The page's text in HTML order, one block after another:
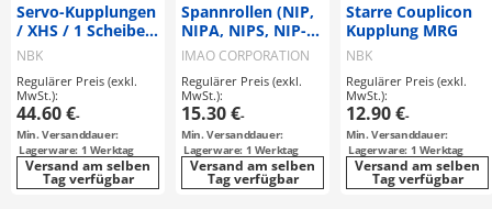
Servo-Kupplungen
/ XHS / 1 Scheibe:
Stahl /
Nabenklemmung /
Korpus:
Aluminium
NBK
Regulärer Preis (exkl.
MwSt.):
44.60 €-
Min. Versanddauer:
Lagerware: 1 Werktag
Versand am selben
Tag verfügbar
Spannrollen (NIP,
NIPA, NIPS, NIP-
SUS)
IMAO CORPORATION
Regulärer Preis (exkl.
MwSt.):
15.30 €-
Min. Versanddauer:
Lagerware: 1 Werktag
Versand am selben
Tag verfügbar
Starre Couplicon
Kupplung MRG
NBK
Regulärer Preis (exkl.
MwSt.):
12.90 €-
Min. Versanddauer:
Lagerware: 1 Werktag
Versand am selben
Tag verfügbar